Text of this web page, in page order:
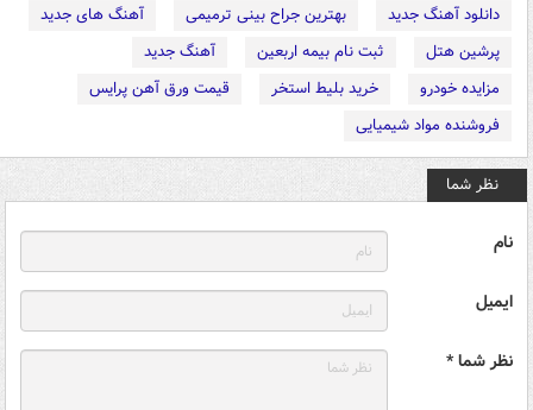
دانلود آهنگ جدید
بهترین جراح بینی ترمیمی
آهنگ های جدید
پرشین هتل
ثبت نام بیمه اربعین
آهنگ جدید
مزایده خودرو
خرید بلیط استخر
قیمت ورق آهن پرایس
فروشنده مواد شیمیایی
نظر شما
نام
ایمیل
نظر شما *